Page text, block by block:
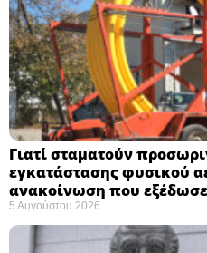
Γιατί σταματούν
εγκατάστασης φυσικού
ανακοίνωση που
5 Αυγούστου 2026